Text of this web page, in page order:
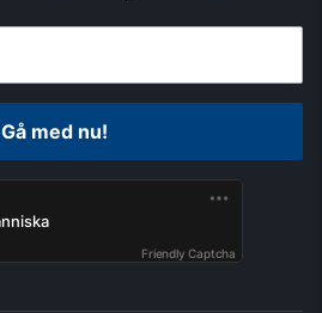
Gå med nu!
Friendly Captcha